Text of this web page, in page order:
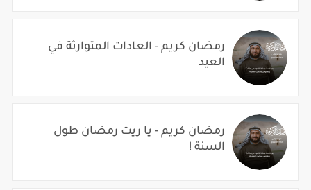
رمضان كريم - العادات المتوارثة في
العيد
رمضان كريم - يا ريت رمضان طول
السنة !